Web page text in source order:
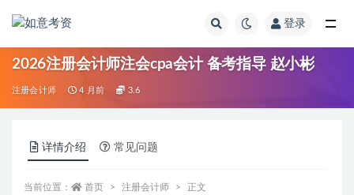
登录
2026注册会计师注会cpa会计 备考指导 赵小彬
注册会计师 4 月前 3.6
详情介绍 常见问题
当前位置： 首页 注册会计师 正文